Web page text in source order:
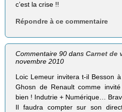
c’est la crise !!
Répondre à ce commentaire
Commentaire 90 dansCarnet de
novembre 2010
Loic Lemeur invitera t-il Besson
Ghosn de Renault comme
bien ! Indutrie + Numérique…
Il faudra compter sur son